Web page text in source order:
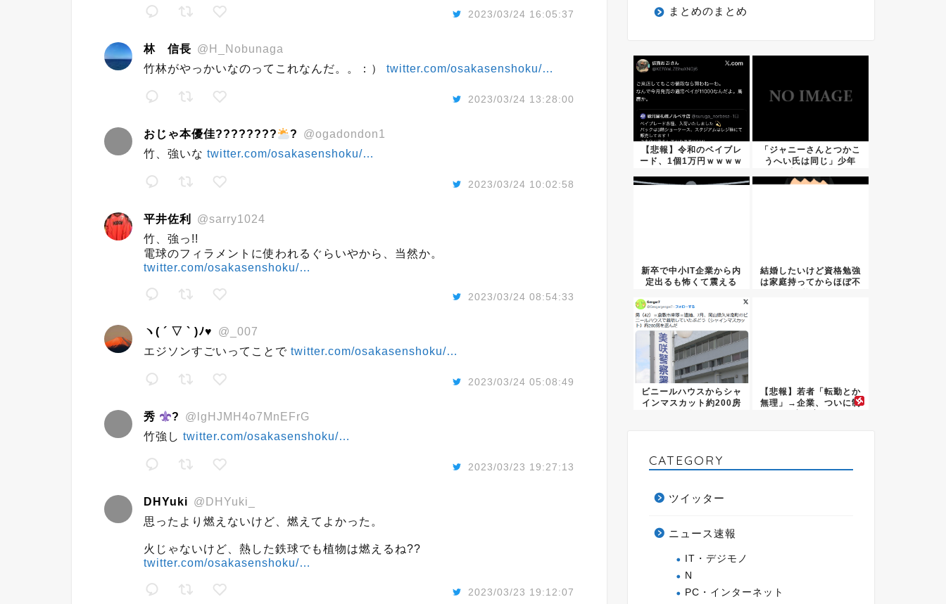
2023/03/24 16:05:37
林 信長 @H_Nobunaga
竹林がやっかいなのってこれなんだ。。：） twitter.com/osakasenshoku/…
2023/03/24 13:28:00
おじゃ本優佳???????? ?
@ogadondon1
竹、強いな twitter.com/osakasenshoku/…
2023/03/24 10:02:58
平井佐利
@sarry1024
竹、強っ!!
電球のフィラメントに使われるぐらいやから、当然か。
twitter.com/osakasenshoku/…
2023/03/24 08:54:33
ヽ( ´ ▽ ` )ﾉ♥
@_007
エジソンすごいってことで twitter.com/osakasenshoku/…
2023/03/24 05:08:49
秀 ?
@lgHJMH4o7MnEFrG
竹強し twitter.com/osakasenshoku/…
2023/03/23 19:27:13
DHYuki @DHYuki_
思ったより燃えないけど、燃えてよかった。
火じゃないけど、熱した鉄球でも植物は燃えるね??
twitter.com/osakasenshoku/…
2023/03/23 19:12:07
まとめのまとめ
【悲報】令和のベイブレ
ード、1個1万円ｗｗｗｗ
「ジャニーさんとつかこ
うへい氏は同じ」少年
新卒で中小IT企業から内
定出るも怖くて震える
結婚したいけど資格勉強
は家庭持ってからほぼ不
ビニールハウスからシャ
インマスカット約200房
【悲報】若者「転勤とか
無理」→企業、ついに制
CATEGORY
ツイッター
ニュース速報
IT・デジモノ
N
PC・インターネット